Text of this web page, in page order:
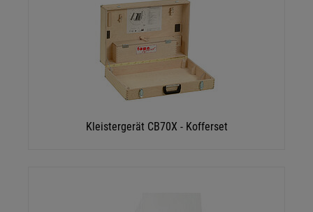
Kleistergerät CB70X - Kofferset